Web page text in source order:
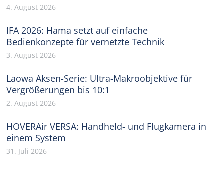
4. August 2026
IFA 2026: Hama setzt auf einfache
Bedienkonzepte für vernetzte Technik
3. August 2026
Laowa Aksen-Serie: Ultra-Makroobjektive für
Vergrößerungen bis 10:1
2. August 2026
HOVERAir VERSA: Handheld- und Flugkamera in
einem System
31. Juli 2026